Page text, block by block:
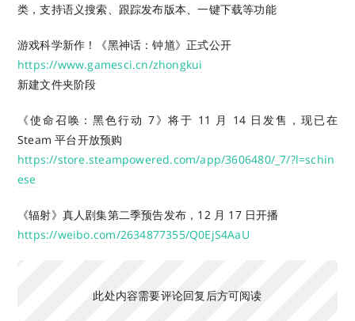
类，支持语义搜索、跟踪发布版本、一键下载等功能
游戏科学新作！《黑神话：钟馗》正式公开
https://www.gamesci.cn/zhongkui
新建文件夹阶段
《使命召唤：黑色行动 7》将于 11 月 14 日发售，现已在
Steam 平台开放预购
https://store.steampowered.com/app/3606480/_7/?l=schin
ese
《辐射》真人剧集第二季预告发布，12 月 17 日开播
https://weibo.com/2634877355/Q0EjS4AaU
此处内容需要评论回复后方可阅读